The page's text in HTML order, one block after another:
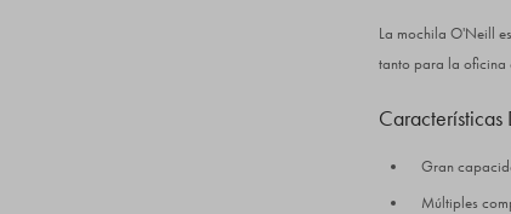
La mochila O'Neill
tanto para la oficina
Características
Gran
Múltiples